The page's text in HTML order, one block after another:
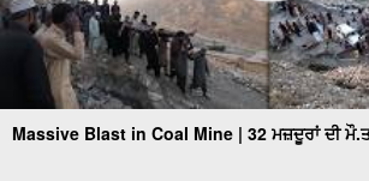
Massive Blast in Coal Mine | 32 ਮਜ਼ਦੂਰਾਂ ਦੀ